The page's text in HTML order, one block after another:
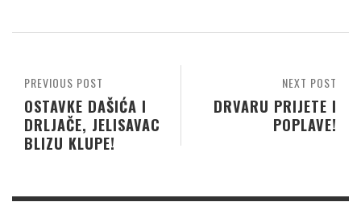
NEXT POST
DRVARU PRIJETE I
POPLAVE!
PREVIOUS POST
OSTAVKE DAŠIĆA I
DRLJAČE, JELISAVAC
BLIZU KLUPE!